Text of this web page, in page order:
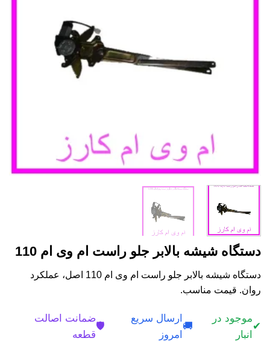
دستگاه شیشه بالابر جلو راست ام وی ام 110
دستگاه شیشه بالابر جلو راست ام وی ام 110 اصل، عملکرد
روان. قیمت مناسب.
✔
موجود در
انبار
🚚
ارسال سریع
امروز
🛡️
ضمانت اصالت
قطعه